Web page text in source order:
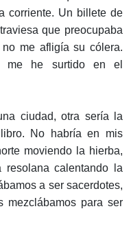
corriente. Un billete de
que preocupaba
me afligía su cólera.
me he surtido en el
ciudad, otra sería la
No habría en mis
moviendo la hierba,
calentando la
a ser sacerdotes,
mezclábamos para ser